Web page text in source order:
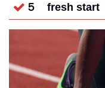
５ fresh start